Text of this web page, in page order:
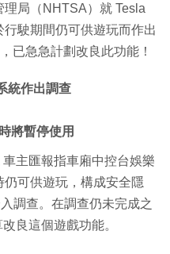
理局（NHTSA）就 Tesla
駛期間仍可供遊玩而作出
已急急計劃改良此功能！
統作出調查
將暫停使用
主匯報指車廂中控台娛樂
可供遊玩，構成安全隱
調查。在調查仍未完成之
良這個遊戲功能。